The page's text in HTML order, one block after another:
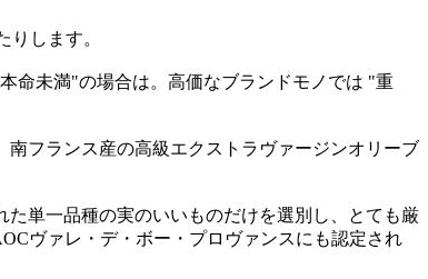
します。
命未満"の場合は。高価なブランドモノでは "重
フランス産の高級エクストラヴァージンオリーブ
単一品種の実のいいものだけを選別し、とても厳
ヴァレ・デ・ボー・プロヴァンスにも認定され